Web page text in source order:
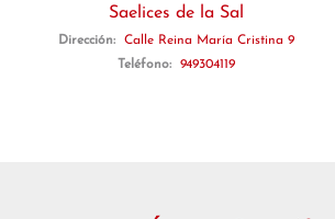
Saelices de la Sal
Dirección:
Calle Reina María Cristina 9
Teléfono:
949304119